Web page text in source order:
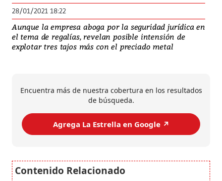
28/01/2021 18:22
Aunque la empresa aboga por la seguridad jurídica en
el tema de regalías, revelan posible intensión de
explotar tres tajos más con el preciado metal
Encuentra más de nuestra cobertura en los resultados
de búsqueda.
Agrega La Estrella en Google ↗️